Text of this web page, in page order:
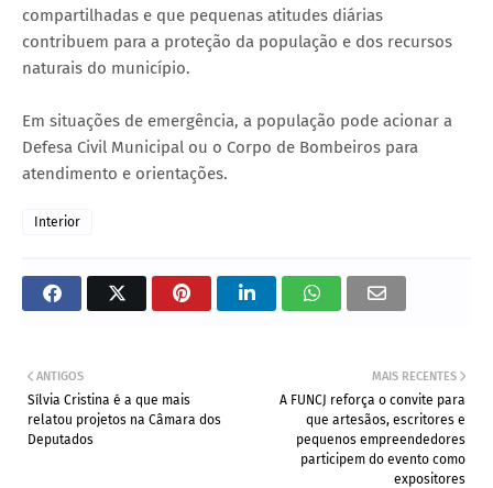
compartilhadas e que pequenas atitudes diárias
contribuem para a proteção da população e dos recursos
naturais do município.
Em situações de emergência, a população pode acionar a
Defesa Civil Municipal ou o Corpo de Bombeiros para
atendimento e orientações.
Interior
MAIS RECENTES
A FUNCJ reforça o convite para
que artesãos, escritores e
pequenos empreendedores
participem do evento como
expositores
ANTIGOS
Sílvia Cristina é a que mais
relatou projetos na Câmara dos
Deputados